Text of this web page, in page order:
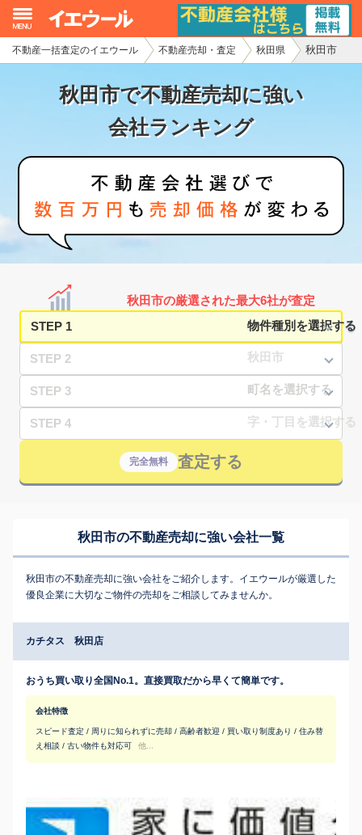
不動産一括査定のイエウール 不動産売却・査定 秋田県 秋田市
秋田市で不動産売却に強い
会社ランキング
秋田市の厳選された最大6社が査定
STEP 1
STEP 2
STEP 3
STEP 4
完全無料 査定する
秋田市の不動産売却に強い会社一覧
秋田市の不動産売却に強い会社をご紹介します。イエウールが厳選した
優良企業に大切なご物件の売却をご相談してみませんか。
カチタス 秋田店
おうち買い取り全国No.1。直接買取だから早くて簡単です。
会社特徴
スピード査定 / 周りに知られずに売却 / 高齢者歓迎 / 買い取り制度あり / 住み替
え相談 / 古い物件も対応可
他...
イエウール加盟希望の不動産会社様
初めての方へ
不動産の売却・一括査定
家査定シミュレーター
お問い合わせ